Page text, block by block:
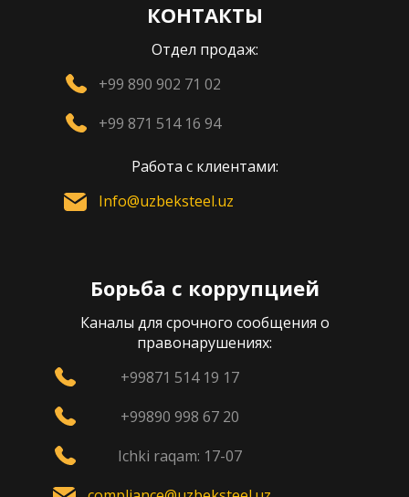
КОНТАКТЫ
Отдел продаж:
+99 890 902 71 02
+99 871 514 16 94
Работа с клиентами:
Info@uzbeksteel.uz
Борьба с коррупцией
Каналы для срочного сообщения о
правонарушениях:
+99871 514 19 17
+99890 998 67 20
Ichki raqam: 17-07